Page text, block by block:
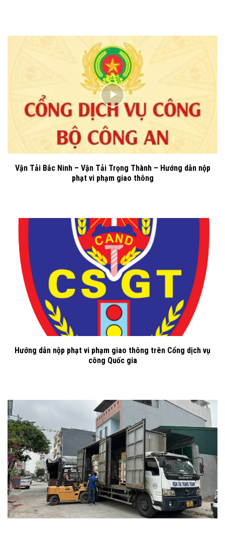
Vận Tải Bắc Ninh – Vận Tải Trọng Thành – Hướng dẫn nộp
phạt vi phạm giao thông
Hướng dẫn nộp phạt vi phạm giao thông trên Cổng dịch vụ
công Quốc gia